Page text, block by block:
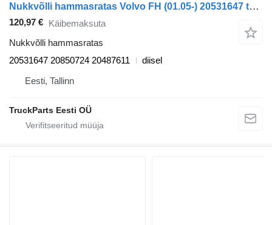
Nukkvõlli hammasratas Volvo FH (01.05-) 20531647 tüübi jaoks veoauto Volvo FH12, FH16, NH12, FH, VNL780 (1993-2014)
120,97 € Käibemaksuta
Nukkvõlli hammasratas
20531647 20850724 20487611
diisel
Eesti, Tallinn
TruckParts Eesti OÜ